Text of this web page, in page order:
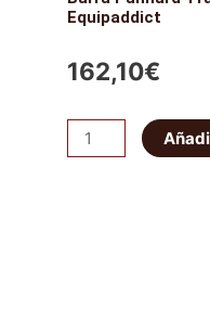
Equipaddict
162,10€
Barra
Panhard